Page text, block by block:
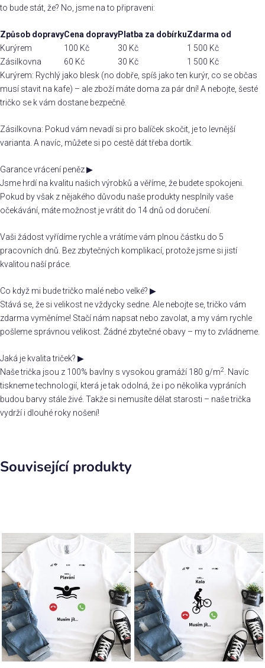
to bude stát, že? No, jsme na to připraveni:
Způsob dopravyCena dopravyPlatba za dobírkuZdarma od
Kurýrem
100 Kč 30 Kč
1 500 Kč
Zásilkovna
60 Kč 30 Kč
1 500 Kč
Kurýrem: Rychlý jako blesk (no dobře, spíš jako ten kurýr, co se občas
musí stavit na kafe) – ale zboží máte doma za pár dní! A nebojte, šesté
tričko se k vám dostane bezpečně.
Zásilkovna: Pokud vám nevadí si pro balíček skočit, je to levnější
varianta. A navíc, můžete si po cestě dát třeba dortík.
Garance vrácení peněz▶
Jsme hrdí na kvalitu našich výrobků a věříme, že budete spokojeni.
Pokud by však z nějakého důvodu naše produkty nesplnily vaše
očekávání, máte možnost je vrátit do 14 dnů od doručení.
Vaši žádost vyřídíme rychle a vrátíme vám plnou částku do 5
pracovních dnů. Bez zbytečných komplikací, protože jsme si jistí
kvalitou naší práce.
Co když mi bude tričko malé nebo velké? ▶
Stává se, že si velikost ne vždycky sedne. Ale nebojte se, tričko vám
zdarma vyměníme! Stačí nám napsat nebo zavolat, a my vám rychle
pošleme správnou velikost. Žádné zbytečné obavy – my to zvládneme.
Jaká je kvalita triček? ▶
Naše trička jsou z 100% bavlny s vysokou gramáží 180 g/m2
. Navíc
tiskneme technologií, která je tak odolná, že i po několika vypráních
budou barvy stále živé. Takže si nemusíte dělat starosti – naše trička
vydrží i dlouhé roky nošení!
Související produkty